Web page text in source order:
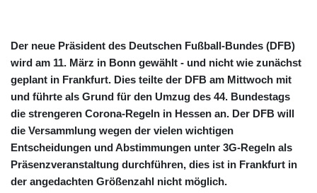
CVE 110.139177
DJF 205.251075
DKK 7.475355
DOP 67.221459
DZD 153.497698
EGP 57.432011
ERN 17.315419
ETB 186.038334
FJD 2.553967
Der neue Präsident des Deutschen Fußball-Bundes (DFB)
wird am 11. März in Bonn gewählt - und nicht wie zunächst
geplant in Frankfurt. Dies teilte der DFB am Mittwoch mit
und führte als Grund für den Umzug des 44. Bundestags
die strengeren Corona-Regeln in Hessen an. Der DFB will
die Versammlung wegen der vielen wichtigen
Entscheidungen und Abstimmungen unter 3G-Regeln als
Präsenzveranstaltung durchführen, dies ist in Frankfurt in
der angedachten Größenzahl nicht möglich.